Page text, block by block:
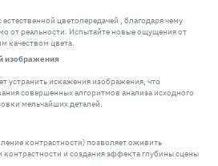
цветопередачей , благодаря чему
от реальности. Испытайте новые ощущения от
качеством цвета.
изображения
устранить искажения изображения, что
совершенных алгоритмов анализа исходного
мельчайших деталей.
контрастности) позволяет оживить
контрастности и создания эффекта глубины сцены